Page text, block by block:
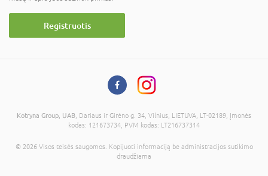
Registruotis
Kotryna Group, UAB , Dariaus ir Girėno g. 34, Vilnius, LIETUVA, LT-02189, Įmonės
kodas: 121673734, PVM kodas: LT216737314
© 2026 Visos teisės saugomos. Kopijuoti informaciją be administracijos sutikimo
draudžiama